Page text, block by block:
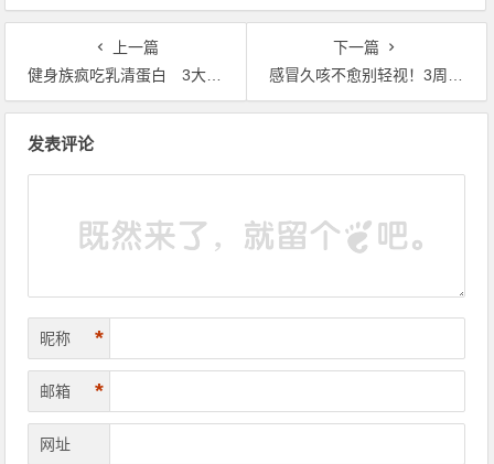
上一篇
健身族疯吃乳清蛋白 3大补充秘诀要注意
下一篇
感冒久咳不愈别轻视！3周未改善，恐隐藏10大问题
发表评论
昵称 *
邮箱 *
网址